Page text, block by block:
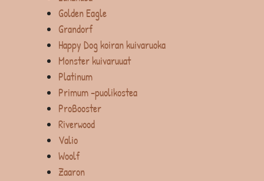
Golden Eagle
Grandorf
Happy Dog koiran kuivaruoka
Monster kuivaruuat
Platinum
Primum -puolikostea
ProBooster
Riverwood
Valio
Woolf
Zaaron